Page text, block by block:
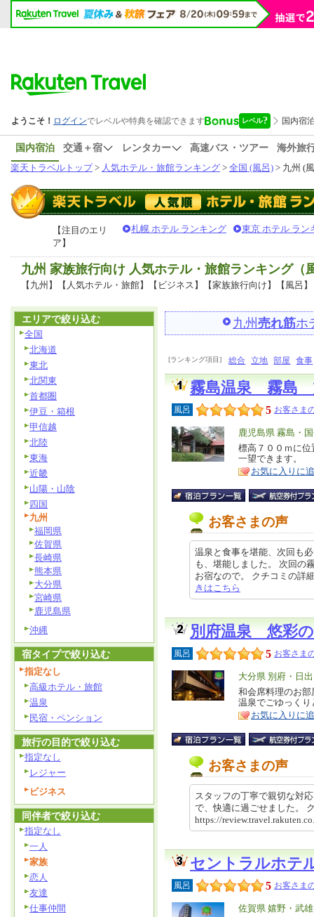
国内宿泊 交通＋宿 レンタカー 高速バス・ツアー
海外旅
楽天トラベルトップ> 人気ホテル・旅館ランキング > 全国 (風呂) > 九州 (
【注目のエリ
ア】
札幌 ホテル ランキング 東京 ホテル ラン
九州 家族旅行向け 人気ホテル・旅館ランキング（
【九州】【人気ホテル・旅館】【ビジネス】【家族旅行向け】【風呂】
九州 売れ筋ホ
[ランキング項目] 総合 立地 部屋 食事
霧島温泉 霧島
風呂 5 お客さま
エ
リ
ア
鹿児島県 霧島・
特
徴
標高７００ｍに
一望できます。
お気に入りに
お客さまの声
温泉と食事を堪能、次回も
も、堪能しました。 次回の
お宿なので。 クチコミの
きはこちら
別府温泉 悠彩
風呂 5 お客さま
エ
リ
ア
大分県 別府・日出
特
徴
和会席料理のお
温泉でごゆっく
お気に入りに
お客さまの声
スタッフの丁寧で親切な対
で、快適に過ごせました。
https://
セントラルホテ
風呂 5 お客さま
エ
佐賀県 嬉野・武
エリアで絞り込む
全国
北海道
東北
北関東
首都圏
伊豆・箱根
甲信越
北陸
東海
近畿
山陽・山陰
四国
九州
福岡県
佐賀県
長崎県
熊本県
大分県
宮崎県
鹿児島県
沖縄
宿タイプで絞り込む
指定なし
高級ホテル・旅館
温泉
民宿・ペンション
旅行の目的で絞り込む
指定なし
レジャー
ビジネス
同伴者で絞り込む
指定なし
一人
家族
恋人
友達
仕事仲間